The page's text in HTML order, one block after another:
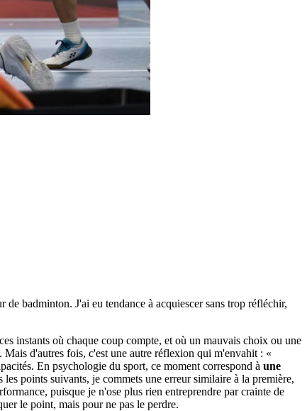
badminton. J'ai eu tendance à acquiescer sans trop réfléchir,
instants où chaque coup compte, et où un mauvais choix ou une
Mais d'autres fois, c'est une autre réflexion qui m'envahit : «
En psychologie du sport, ce moment correspond à une
points suivants, je commets une erreur similaire à la première,
puisque je n'ose plus rien entreprendre par crainte de
le point, mais pour ne pas le perdre.